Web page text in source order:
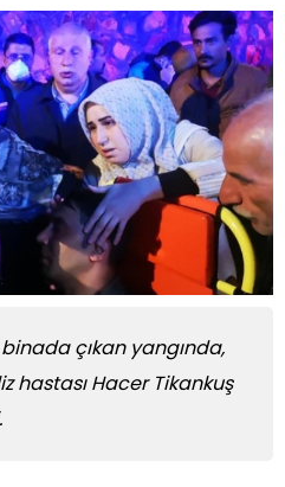
çıkan yangında,
hastası Hacer Tikankuş